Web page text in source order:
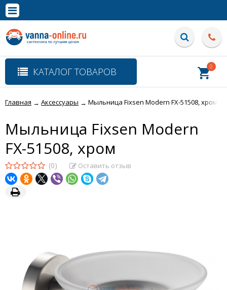
Полная версия сайта
КАТАЛОГ ТОВАРОВ 0
Главная → Аксессуары → Мыльница Fixsen Modern FX-51508, хром
Мыльница Fixsen Modern
FX-51508, хром
(0) Оставить отзыв